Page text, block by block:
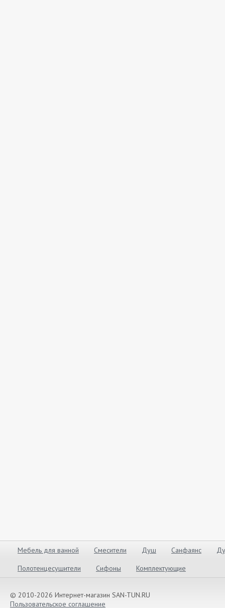
Мебель для ванной Смесители Душ Санфаянс
Полотенцесушители
Сифоны Комплектующие
© 2010-2026 Интернет-магазин SAN-TUN.RU
Пользовательское соглашение